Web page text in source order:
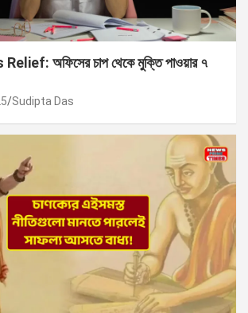
অফিসের চাপ থেকে মুক্তি পাওয়ার ৭
Sudipta Das